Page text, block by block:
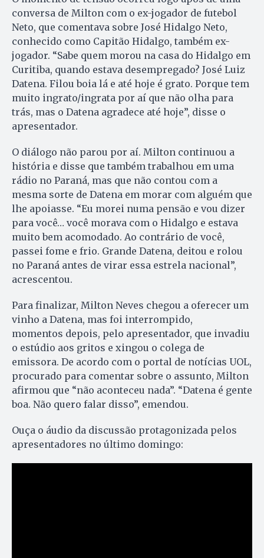
conversa de Milton com o ex-jogador de futebol
Neto, que comentava sobre José Hidalgo Neto,
conhecido como Capitão Hidalgo, também ex-
jogador. “Sabe quem morou na casa do Hidalgo em
Curitiba, quando estava desempregado? José Luiz
Datena. Filou boia lá e até hoje é grato. Porque tem
muito ingrato/ingrata por aí que não olha para
trás, mas o Datena agradece até hoje”, disse o
apresentador.
O diálogo não parou por aí. Milton continuou a
história e disse que também trabalhou em uma
rádio no Paraná, mas que não contou com a
mesma sorte de Datena em morar com alguém que
lhe apoiasse. “Eu morei numa pensão e vou dizer
para você… você morava com o Hidalgo e estava
muito bem acomodado. Ao contrário de você,
passei fome e frio. Grande Datena, deitou e rolou
no Paraná antes de virar essa estrela nacional”,
acrescentou.
Para finalizar, Milton Neves chegou a oferecer um
vinho a Datena, mas foi interrompido,
momentos depois, pelo apresentador, que invadiu
o estúdio aos gritos e xingou o colega de
emissora. De acordo com o portal de notícias UOL,
procurado para comentar sobre o assunto, Milton
afirmou que “não aconteceu nada”. “Datena é gente
boa. Não quero falar disso”, emendou.
Ouça o áudio da discussão protagonizada pelos
apresentadores no último domingo: